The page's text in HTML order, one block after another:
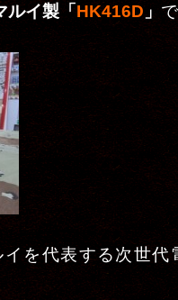
ルイ製「 HK416D 」
を代表する次世代